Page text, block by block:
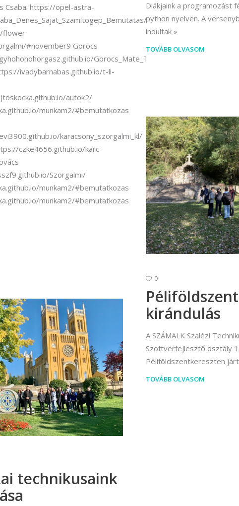
Csaba: https://opel-astra-
index.html
flower-
#november9 Göröcs
Gorocs_Mate_Tema_Autok/
ivadybarnabas.github.io/t-li-
autok2/
munkam2/#bemutatkozas
karacsony_szorgalmi_kl/
czke4656.github.io/karc-
Szorgalmi/
munkam2/#bemutatkozas
munkam2/#bemutatkozas
Diákjaink a programozást
python nyelven. A
indultak
TOVÁBB OLVASOM
0
kirándulás
A SZÁMALK Szalézi
Szoftverfejlesztő osztály
Péliföldszentkereszten
TOVÁBB OLVASOM
technikusaink